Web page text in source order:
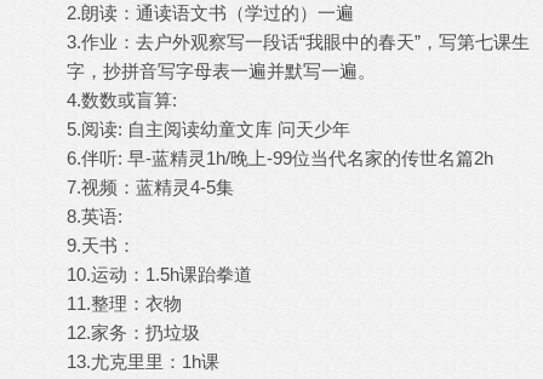
2.朗读：通读语文书（学过的）一遍
3.作业：去户外观察写一段话“我眼中的春天”，写第七课生
字，抄拼音写字母表一遍并默写一遍。
4.数数或盲算:
5.阅读: 自主阅读幼童文库 问天少年
6.伴听: 早-蓝精灵1h/晚上-99位当代名家的传世名篇2h
7.视频：蓝精灵4-5集
8.英语:
9.天书：
10.运动：1.5h课跆拳道
11.整理：衣物
12.家务：扔垃圾
13.尤克里里：1h课